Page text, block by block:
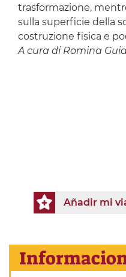
trasformazione,
sulla superficie della
costruzione fisica e
A cura di Romina
Añadir mi